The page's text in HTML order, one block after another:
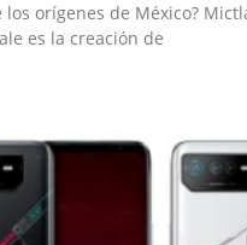
orígenes de México?
es la creación de